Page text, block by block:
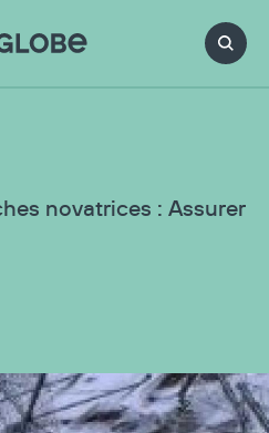
novatrices : Assurer